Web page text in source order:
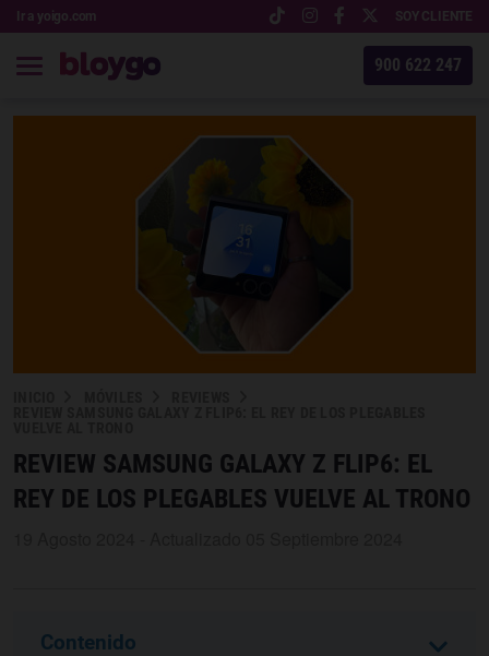
Ir a yoigo.com SOY CLIENTE
900 622 247
REVIEW SAMSUNG GALAXY Z FLIP6: EL
REY DE LOS PLEGABLES VUELVE AL TRONO
Contenido